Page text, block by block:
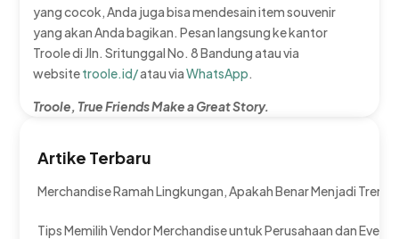
yang cocok, Anda juga bisa mendesain item souvenir
yang akan Anda bagikan. Pesan langsung ke kantor
Troole di Jln. Sritunggal No. 8 Bandung atau via
websitetroole.id/atau viaWhatsApp.
Troole, True Friends Make a Great Story.
Artike Terbaru
Merchandise Ramah Lingkungan, Apakah Benar Menjadi Tren?
Tips Memilih Vendor Merchandise untuk Perusahaan dan Event